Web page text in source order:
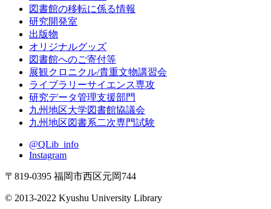
図書館の移転に係る情報
研究開発室
出版物
オリジナルグッズ
図書館へのご寄付等
展観クロニクル/貴重文物講習会
ライブラリーサイエンス専攻
研究データ管理支援部門
九州地区大学図書館協議会
九州地区図書系二次専門試験
@QLib_info
Instagram
〒819-0395 福岡市西区元岡744
© 2013-2022 Kyushu University Library